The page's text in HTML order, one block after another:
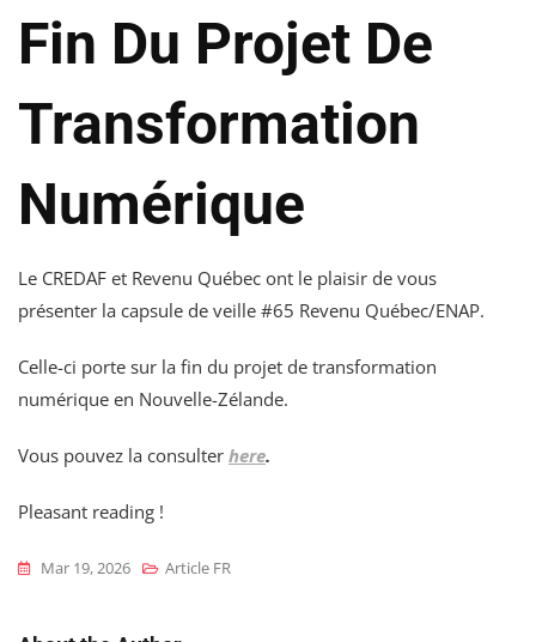
Fin Du Projet De
Transformation
Numérique
Le CREDAF et Revenu Québec ont le plaisir de vous
présenter la capsule de veille #65 Revenu Québec/ENAP.
Celle-ci porte sur la fin du projet de transformation
numérique en Nouvelle-Zélande.
Vous pouvez la consulter here.
Pleasant reading !
Mar 19, 2026 Article FR